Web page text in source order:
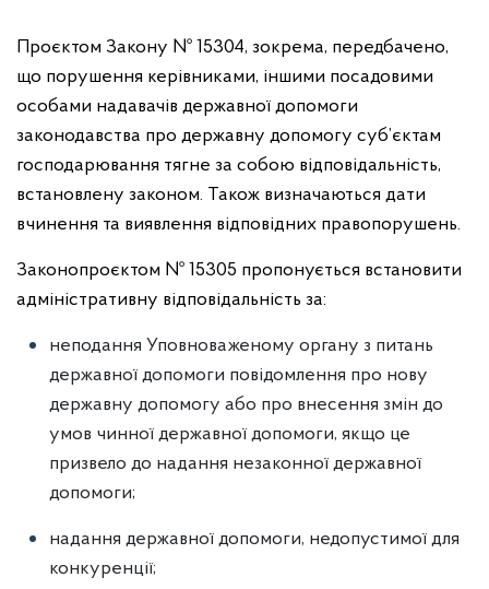
Проєктом Закону № 15304, зокрема, передбачено,
що порушення керівниками, іншими посадовими
особами надавачів державної допомоги
законодавства про державну допомогу суб’єктам
господарювання тягне за собою відповідальність,
встановлену законом. Також визначаються дати
вчинення та виявлення відповідних правопорушень.
Законопроєктом № 15305 пропонується встановити
адміністративну відповідальність за:
неподання Уповноваженому органу з питань
державної допомоги повідомлення про нову
державну допомогу або про внесення змін до
умов чинної державної допомоги, якщо це
призвело до надання незаконної державної
допомоги;
надання державної допомоги, недопустимої для
конкуренції;